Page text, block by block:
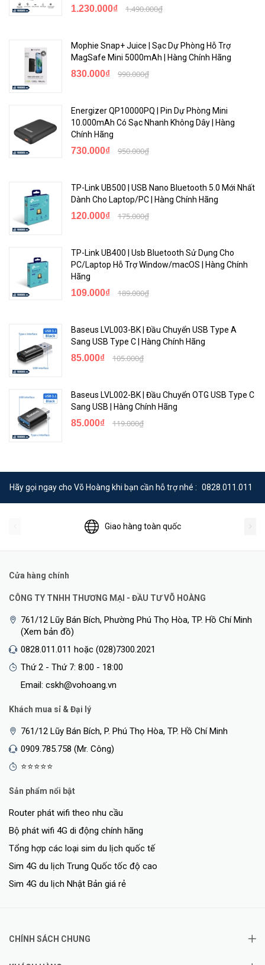
1.230.000₫ 1.490.000₫
Mophie Snap+ Juice | Sạc Dự Phòng Hỗ Trợ
MagSafe Mini 5000mAh | Hàng Chính Hãng
830.000₫ 990.000₫
Energizer QP10000PQ | Pin Dự Phòng Mini
10.000mAh Có Sạc Nhanh Không Dây | Hàng
Chính Hãng
730.000₫ 950.000₫
TP-Link UB500 | USB Nano Bluetooth 5.0 Mới Nhất
Dành Cho Laptop/PC | Hàng Chính Hãng
120.000₫ 175.000₫
TP-Link UB400 | Usb Bluetooth Sử Dụng Cho
PC/Laptop Hỗ Trợ Window/macOS | Hàng Chính
Hãng
109.000₫ 189.000₫
Baseus LVL003-BK | Đầu Chuyển USB Type A
Sang USB Type C | Hàng Chính Hãng
85.000₫ 105.000₫
Baseus LVL002-BK | Đầu Chuyển OTG USB Type C
Sang USB | Hàng Chính Hãng
85.000₫ 119.000₫
Hãy gọi ngay cho Võ Hoàng khi bạn cần hỗ trợ nhé : 0828.011.011
Giao hàng toàn quốc
Cửa hàng chính
CÔNG TY TNHH THƯƠNG MẠI - ĐẦU TƯ VÕ HOÀNG
761/12 Lũy Bán Bích, Phường Phú Thọ Hòa, TP. Hồ Chí Minh
(Xem bản đồ)
0828.011.011 hoặc (028)7300.2021
Thứ 2 - Thứ 7: 8:00 - 18:00
Email: cskh@vohoang.vn
Khách mua sỉ & Đại lý
761/12 Lũy Bán Bích, P. Phú Thọ Hòa, TP. Hồ Chí Minh
0909.785.758 (Mr. Công)
⭐⭐⭐⭐⭐
Sản phẩm nổi bật
Router phát wifi theo nhu cầu
Bộ phát wifi 4G di động chính hãng
Tổng hợp các loại sim du lịch quốc tế
Sim 4G du lịch Trung Quốc tốc độ cao
Sim 4G du lịch Nhật Bản giá rẻ
CHÍNH SÁCH CHUNG